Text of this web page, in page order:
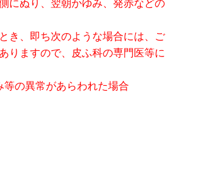
にぬり、翌朝かゆみ、発赤などの
き、即ち次のような場合には、ご
りますので、皮ふ科の専門医等に
等の異常があらわれた場合